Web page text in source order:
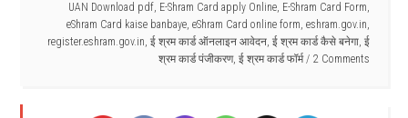
UAN Download pdf, E-Shram Card apply Online, E-Shram Card Form,
eShram Card kaise banbaye, eShram Card online form, eshram.gov.in,
register.eshram.gov.in, ई श्रम कार्ड ऑनलाइन आवेदन, ई श्रम कार्ड कैसे बनेगा, ई
श्रम कार्ड पंजीकरण, ई श्रम कार्ड फॉर्म 2 Comments